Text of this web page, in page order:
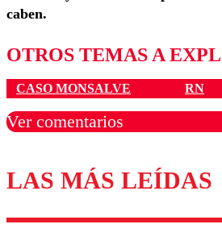
caben.
OTROS TEMAS A
CASO MONSALVE RN
Ver comentarios
Los comentarios son moderados
diálogo
Nombre
LAS MÁS LEÍDAS